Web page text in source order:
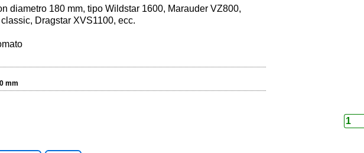
diametro 180 mm, tipo Wildstar 1600, Marauder VZ800,
Dragstar XVS1100, ecc.
mm